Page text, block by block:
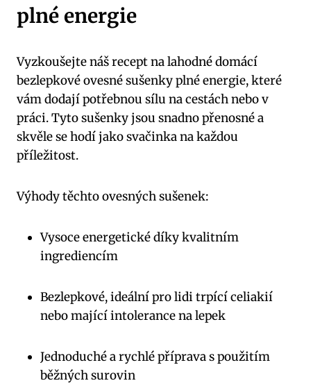
plné energie
Vyzkoušejte náš recept na lahodné domácí
bezlepkové ovesné sušenky plné energie, které
vám dodají potřebnou sílu na cestách nebo v
práci. Tyto sušenky jsou snadno přenosné a
skvěle se hodí jako svačinka na každou
příležitost.
Výhody těchto ovesných sušenek:
Vysoce energetické díky kvalitním
ingrediencím
Bezlepkové, ideální pro lidi trpící celiakií
nebo mající intolerance na lepek
Jednoduché a rychlé příprava s použitím
běžných surovin